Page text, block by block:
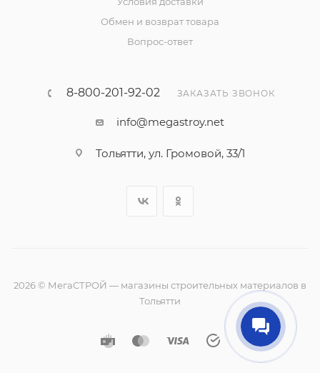
Обмен и возврат товара
Вопрос-ответ
8-800-201-92-02 ЗАКАЗАТЬ ЗВОНОК
info@megastroy.net
Тольятти, ул. Громовой, 33/1
2026 © МегаСТРОЙ — магазины строительных материалов в
Тольятти